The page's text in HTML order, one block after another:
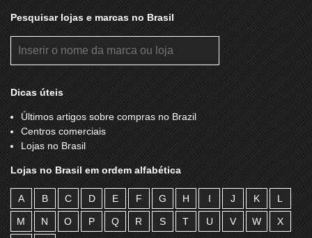
Pesquisar lojas e marcas no Brasil
Dicas úteis
Últimos artigos sobre compras no Brazil
Centros comerciais
Lojas no Brasil
Lojas no Brasil em ordem alfabética
A B C D E F G H I J K L
M N O P Q R S T U V W X